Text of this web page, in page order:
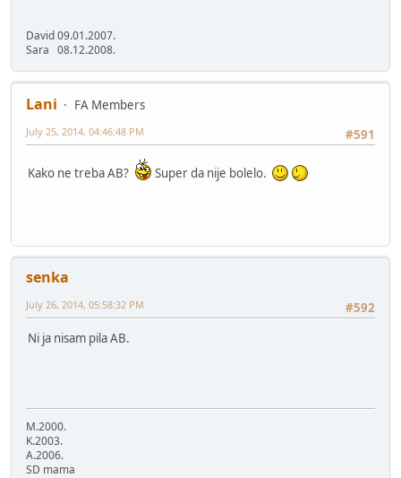
David 09.01.2007.
Sara 08.12.2008.
Lani
FA Members
#591
July 25, 2014, 04:46:48 PM
Kako ne treba AB? Super da nije bolelo.
senka
#592
July 26, 2014, 05:58:32 PM
Ni ja nisam pila AB.
M.2000.
K.2003.
A.2006.
SD mama